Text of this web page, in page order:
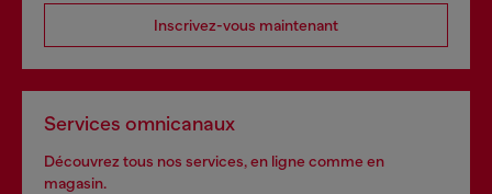
Inscrivez-vous maintenant
Services omnicanaux
Découvrez tous nos services, en ligne comme en
magasin.